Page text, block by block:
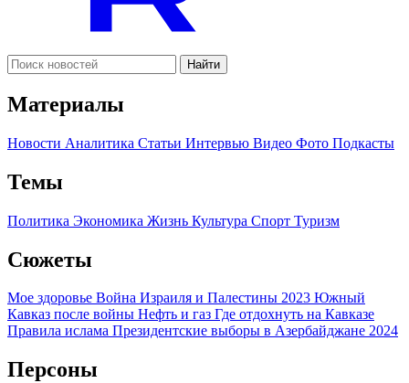
Найти
Материалы
Новости Аналитика Статьи Интервью Видео Фото Подкасты
Темы
Политика Экономика Жизнь Культура Спорт Туризм
Сюжеты
Мое здоровье Война Израиля и Палестины 2023 Южный
Кавказ после войны Нефть и газ Где отдохнуть на Кавказе
Правила ислама Президентские выборы в Азербайджане 2024
Персоны